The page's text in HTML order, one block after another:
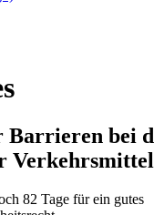
Barrieren bei
Verkehrsmittel